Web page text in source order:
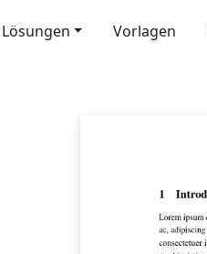
Lösungen Vorlagen